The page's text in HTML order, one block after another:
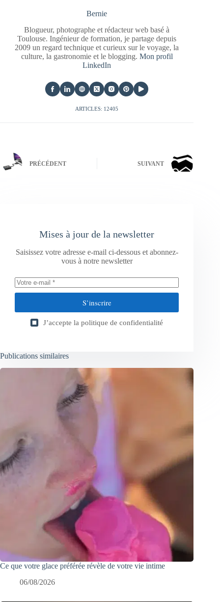
Bernie
Blogueur, photographe et rédacteur web basé à
Toulouse. Ingénieur de formation, je partage depuis
2009 un regard technique et curieux sur le voyage, la
culture, la gastronomie et le blogging. Mon profil
LinkedIn
ARTICLES: 12405
PRÉCÉDENT SUIVANT
Mises à jour de la newsletter
Saisissez votre adresse e-mail ci-dessous et abonnez-
vous à notre newsletter
S’inscrire
J’accepte la politique de confidentialité
Publications similaires
Ce que votre glace préférée révèle de votre vie intime
06/08/2026